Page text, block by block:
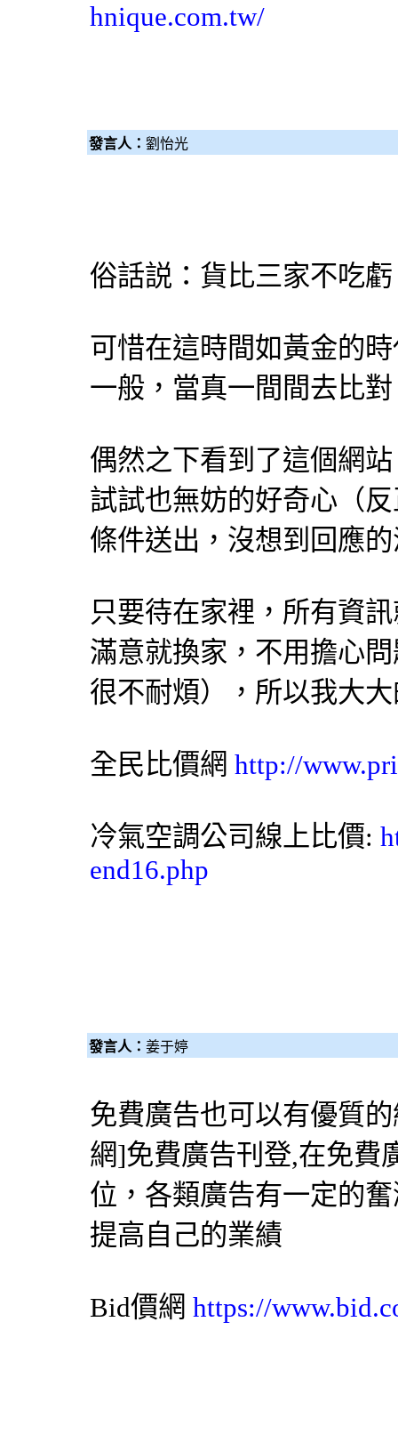
hnique.com.tw/
發言人： 劉怡光
俗話説：貨比三家不吃
可惜在這時間如黃金的
一般，當真一間間去比
偶然之下看到了這個網
試試也無妨的好奇心（
條件送出，沒想到回應
只要待在家裡，所有資
滿意就換家，不用擔心
很不耐煩），所以我大
全民比價網 http://
冷氣空調公司線上比價:
end16.php
發言人： 姜于婷
免費廣告也可以有優質
網]免費廣告刊登,在免費
位，各類廣告有一定的
提高自己的業績
Bid價網 https://